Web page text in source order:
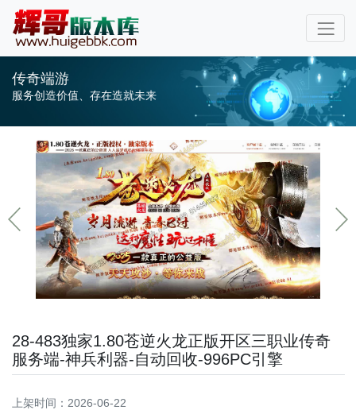
传奇端游
服务创造价值、存在造就未来
28-483独家1.80苍逆火龙正版开区三职业传奇
服务端-神兵利器-自动回收-996PC引擎
上架时间：2026-06-22